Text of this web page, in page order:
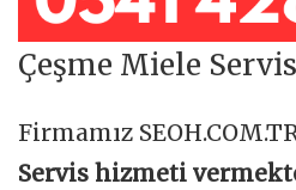
Çeşme Miele
Firmamız
Servis hizmeti